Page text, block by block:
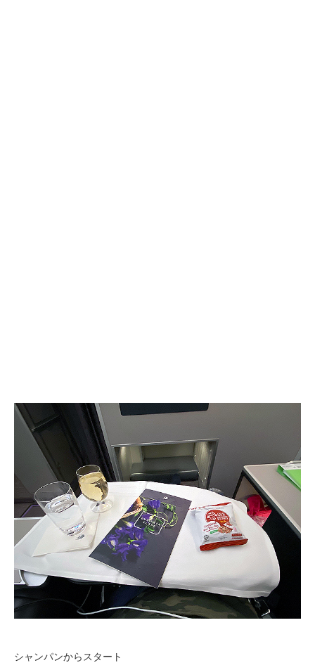
シャンパンからスタート